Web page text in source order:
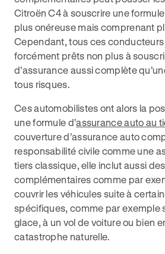
Citroën C4 à souscrire une
plus onéreuse mais comprenant
Cependant, tous ces
forcément prêts non plus à
d’assurance aussi complète
tous risques.
Ces automobilistes ont alors la
une formule d’assurance auto au
couverture d’assurance auto
responsabilité civile comme une
tiers classique, elle inclut aussi
complémentaires comme par
couvrir les véhicules suite à
spécifiques, comme par exemple
glace, à un vol de voiture ou bien
catastrophe naturelle.